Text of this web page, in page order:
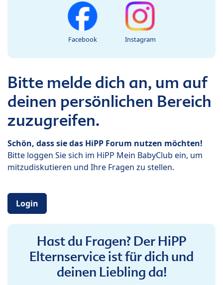
Facebook Instagram
Bitte melde dich an, um auf
deinen persönlichen Bereich
zuzugreifen.
Schön, dass sie das HiPP Forum nutzen möchten!
Bitte loggen Sie sich im HiPP Mein BabyClub ein, um
mitzudiskutieren und Ihre Fragen zu stellen.
Login
Hast du Fragen? Der HiPP
Elternservice ist für dich und
deinen Liebling da!